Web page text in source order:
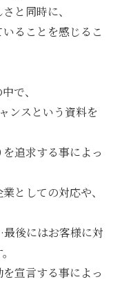
と同時に、
ることを感じるこ
で、
ンスという資料を
追求する事によっ
としての対応や、
後にはお客様に対
宣言する事によっ